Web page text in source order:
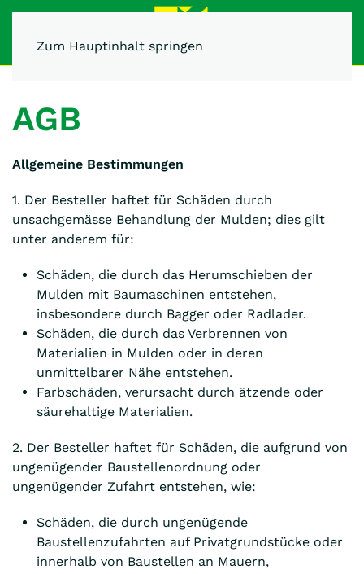
Zum Hauptinhalt springen
AGB
Allgemeine Bestimmungen
1. Der Besteller haftet für Schäden durch
unsachgemässe Behandlung der Mulden; dies gilt
unter anderem für:
Schäden, die durch das Herumschieben der
Mulden mit Baumaschinen entstehen,
insbesondere durch Bagger oder Radlader.
Schäden, die durch das Verbrennen von
Materialien in Mulden oder in deren
unmittelbarer Nähe entstehen.
Farbschäden, verursacht durch ätzende oder
säurehaltige Materialien.
2. Der Besteller haftet für Schäden, die aufgrund von
ungenügender Baustellenordnung oder
ungenügender Zufahrt entstehen, wie:
Schäden, die durch ungenügende
Baustellenzufahrten auf Privatgrundstücke oder
innerhalb von Baustellen an Mauern,